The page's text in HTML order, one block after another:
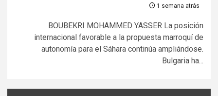
1 semana atrás
BOUBEKRI MOHAMMED YASSER La posición
internacional favorable a la propuesta marroquí de
autonomía para el Sáhara continúa ampliándose.
Bulgaria ha...